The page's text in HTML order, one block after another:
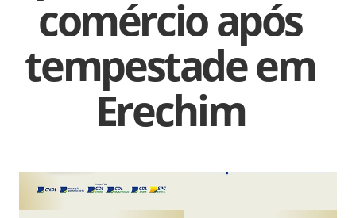
comércio após
tempestade em
Erechim